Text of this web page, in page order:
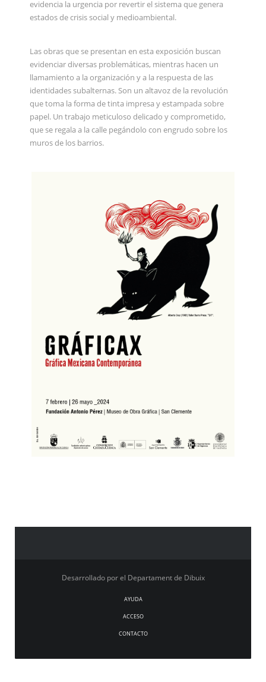
evidencia la urgencia por revertir el sistema que genera
estados de crisis social y medioambiental.
Las obras que se presentan en esta exposición buscan
evidenciar diversas problemáticas, mientras hacen un
llamamiento a la organización y a la respuesta de las
identidades subalternas. Son un altavoz de la revolución
que toma la forma de tinta impresa y estampada sobre
papel. Un trabajo meticuloso delicado y comprometido,
que se regala a la calle pegándolo con engrudo sobre los
muros de los barrios.
Desarrollado por el Departament de Dibuix
AYUDA
ACCESO
CONTACTO